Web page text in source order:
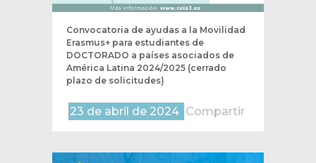
Convocatoria de ayudas a la Movilidad
Erasmus+ para estudiantes de
DOCTORADO a países asociados de
América Latina 2024/2025 (cerrado
plazo de solicitudes)
23 de abril de 2024 Compartir